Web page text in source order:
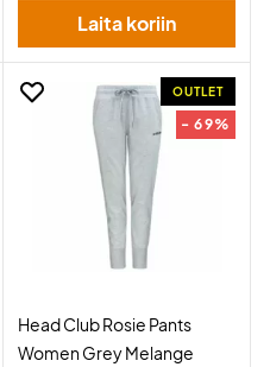
Laita koriin
OUTLET
- 69%
Head Club Rosie Pants
Women Grey Melange